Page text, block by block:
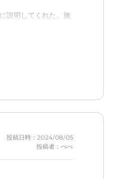
説明してくれた。施
が個室の前にあり、
投稿日時：2024/08/05
投稿者：ぺぺ